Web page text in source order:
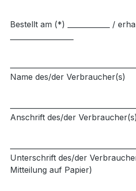
Bestellt am (*) ____________ /
Name des/der Verbraucher(s)
Anschrift des/der Verbraucher(s)
Unterschrift des/der
Mitteilung auf Papier)